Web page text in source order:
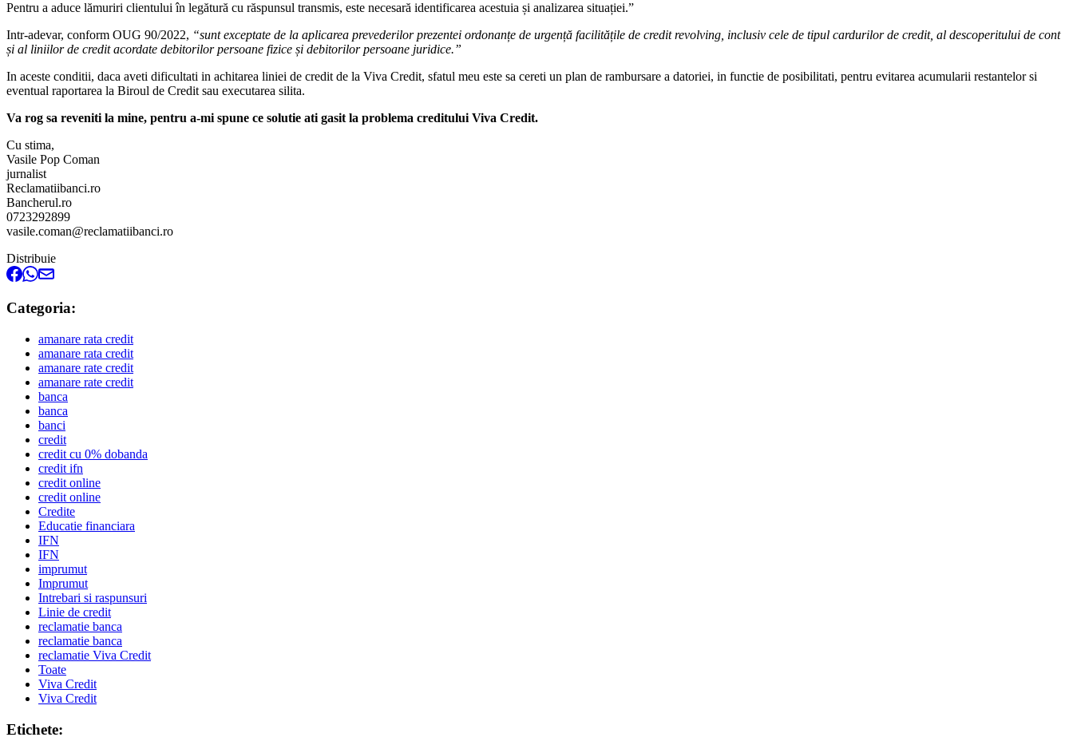
Pentru a aduce lămuriri clientului în legătură cu răspunsul transmis, este necesară identificarea acestuia și analizarea situației.”
Intr-adevar, conform OUG 90/2022, “sunt exceptate de la aplicarea prevederilor prezentei ordonanțe de urgență facilitățile de credit revolving, inclusiv cele de tipul cardurilor de credit, al descoperitului de cont
și al liniilor de credit acordate debitorilor persoane fizice și debitorilor persoane juridice.”
In aceste conditii, daca aveti dificultati in achitarea liniei de credit de la Viva Credit, sfatul meu este sa cereti un plan de rambursare a datoriei, in functie de posibilitati, pentru evitarea acumularii restantelor si
eventual raportarea la Biroul de Credit sau executarea silita.
Va rog sa reveniti la mine, pentru a-mi spune ce solutie ati gasit la problema creditului Viva Credit.
Cu stima,
Vasile Pop Coman
jurnalist
Reclamatiibanci.ro
Bancherul.ro
0723292899
vasile.coman@reclamatiibanci.ro
Distribuie
Categoria:
amanare rata credit
amanare rata credit
amanare rate credit
amanare rate credit
banca
banca
banci
credit
credit cu 0% dobanda
credit ifn
credit online
credit online
Credite
Educatie financiara
IFN
IFN
imprumut
Imprumut
Intrebari si raspunsuri
Linie de credit
reclamatie banca
reclamatie banca
reclamatie Viva Credit
Toate
Viva Credit
Viva Credit
Etichete: